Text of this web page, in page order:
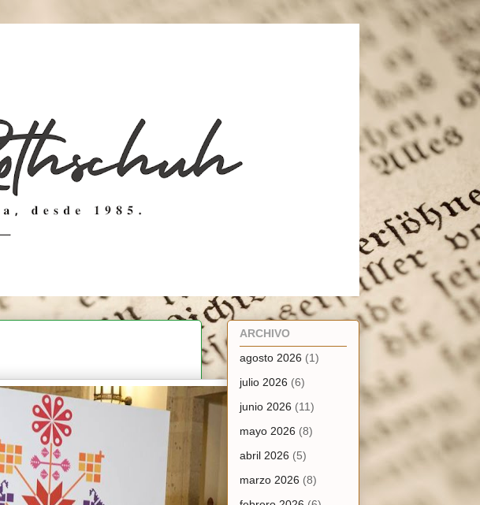
ARCHIVO
agosto 2026 (1)
julio 2026 (6)
junio 2026 (11)
mayo 2026 (8)
abril 2026 (5)
marzo 2026 (8)